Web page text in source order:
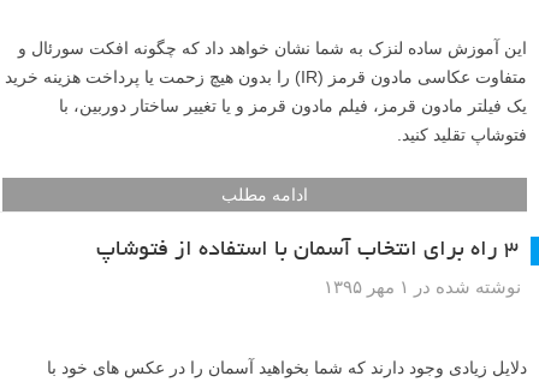
این آموزش ساده لنزک به شما نشان خواهد داد که چگونه افکت سورئال و
متفاوت عکاسی مادون قرمز (IR) را بدون هیچ زحمت یا پرداخت هزینه خرید
یک فیلتر مادون قرمز، فیلم مادون قرمز و یا تغییر ساختار دوربین، با
فتوشاپ تقلید کنید.
ادامه مطلب
۳ راه برای انتخاب آسمان با استفاده از فتوشاپ
نوشته شده در ۱ مهر ۱۳۹۵